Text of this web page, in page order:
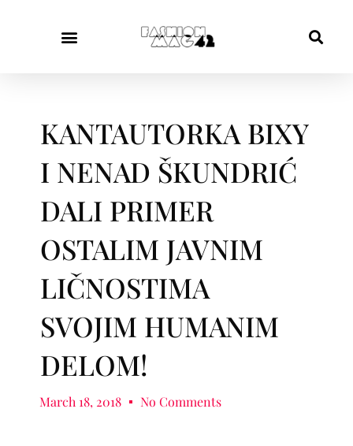
KANTAUTORKA BIXY
I NENAD ŠKUNDRIĆ
DALI PRIMER
OSTALIM JAVNIM
LIČNOSTIMA
SVOJIM HUMANIM
DELOM!
March 18, 2018 No Comments